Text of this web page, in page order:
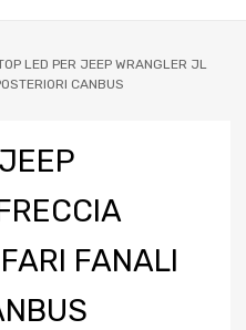
LED PER JEEP WRANGLER JL
CANBUS
FANALI